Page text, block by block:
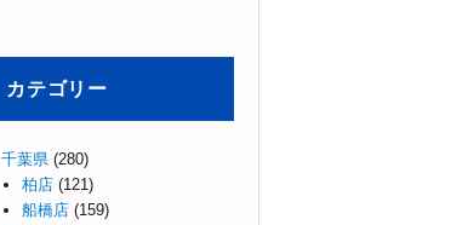
カテゴリー
千葉県 (280)
柏店(121)
船橋店(159)